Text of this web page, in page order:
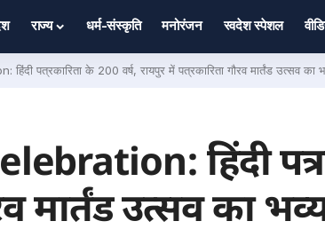
राज्य धर्म-संस्कृति मनोरंजन स्वदेश स्पेशल
पत्रकारिता के 200 वर्ष, रायपुर में पत्रकारिता गौरव मार्तंड उत्सव का
हिंदी
मार्तंड उत्सव का